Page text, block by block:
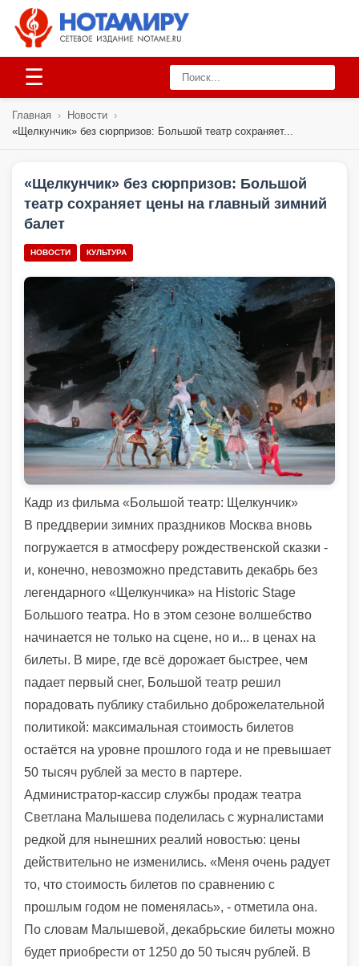
☰
Главная › Новости ›
«Щелкунчик» без сюрпризов: Большой театр сохраняет...
«Щелкунчик» без сюрпризов: Большой
театр сохраняет цены на главный зимний
балет
НОВОСТИ КУЛЬТУРА
Кадр из фильма «Большой театр: Щелкунчик»
В преддверии зимних праздников Москва вновь
погружается в атмосферу рождественской сказки -
и, конечно, невозможно представить декабрь без
легендарного «Щелкунчика» на Historic Stage
Большого театра. Но в этом сезоне волшебство
начинается не только на сцене, но и... в ценах на
билеты. В мире, где всё дорожает быстрее, чем
падает первый снег, Большой театр решил
порадовать публику стабильно доброжелательной
политикой: максимальная стоимость билетов
остаётся на уровне прошлого года и не превышает
50 тысяч рублей за место в партере.
Администратор-кассир службы продаж театра
Светлана Малышева поделилась с журналистами
редкой для нынешних реалий новостью: цены
действительно не изменились. «Меня очень радует
то, что стоимость билетов по сравнению с
прошлым годом не поменялась», - отметила она.
По словам Малышевой, декабрьские билеты можно
будет приобрести от 1250 до 50 тысяч рублей. В